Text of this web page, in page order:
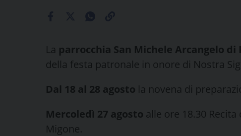
La parrocchia San Michele Arcangelo di
della festa patronale in onore di Nostra
Dal 18 al 28 agosto la novena di
Mercoledì 27 agosto alle ore 18.30 Recita
Migone.